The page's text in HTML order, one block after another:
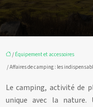
/ Équipement et accessoires
/ Affaires de camping : les
Le camping, activité de
unique avec la nature.